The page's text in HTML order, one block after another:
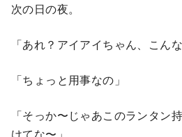
次の日の夜。
「あれ？アイアイちゃん、こん
「ちょっと用事なの」
「そっか〜じゃあこのランタン